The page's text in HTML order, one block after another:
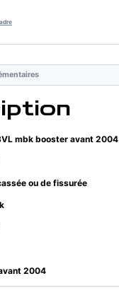
mbk booster avant 2004
ou de fissurée
2004